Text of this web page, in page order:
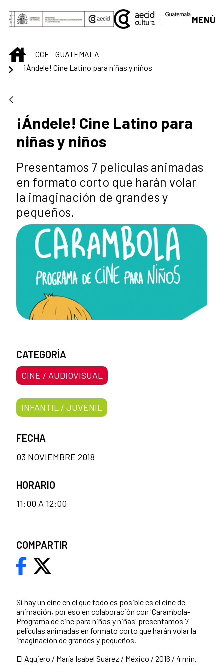
Saltar al contenido principal
MENÚ
INICIOCCE - GUATEMALA
¡Ándele! Cine Latino para niñas y niños
¡Ándele! Cine Latino para
niñas y niños
Presentamos 7 películas animadas
en formato corto que harán volar
la imaginación de grandes y
pequeños.
Si hay un cine en el que todo es posible es el cine de
animación, por eso en colaboración con 'Carambola-
Programa de cine para niños y niñas' presentamos 7
películas animadas en formato corto que harán volar la
imaginación de grandes y pequeños.
El Agujero / María Isabel Suárez / México / 2016 / 4 min.
CATEGORÍA
CINE / AUDIOVISUAL
INFANTIL / JUVENIL
FECHA
03 NOVIEMBRE 2018
HORARIO
11:00 A 12:00
COMPARTIR